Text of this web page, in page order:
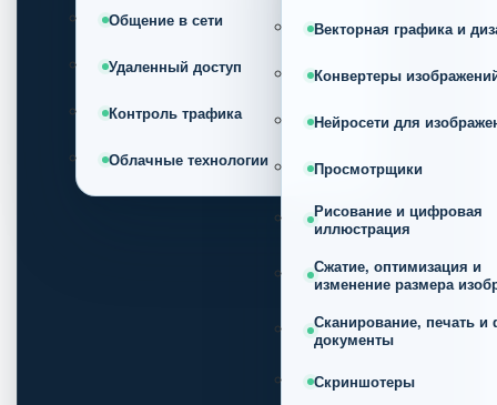
Общение в сети
Удаленный доступ
Контроль трафика
Облачные технологии
Векторная графика и
Конвертеры
Нейросети для
Просмотрщики
Рисование и цифровая
иллюстрация
Сжатие, оптимизация и
изменение размера
Сканирование, печать и
документы
Скриншотеры